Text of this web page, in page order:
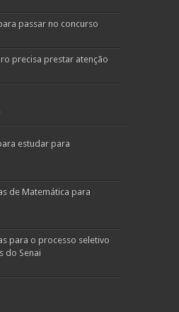
passar no concurso
precisa prestar atenção
estudar para
de Matemática para
para o processo seletivo
do Senai